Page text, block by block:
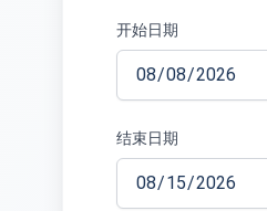
开始日期
结束日期